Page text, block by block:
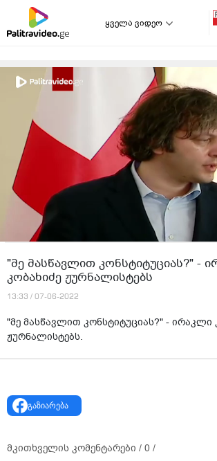
ყველა ვიდეო
"მე მასწავლით კონსტიტუციას?" -
კობახიძე ჟურნალისტებს
13:33 / 07-06-2022
"მე მასწავლით კონსტიტუციას?" - ირაკლი
ჟურნალისტებს.
გაზიარება
მკითხველის კომენტარები / 0 /